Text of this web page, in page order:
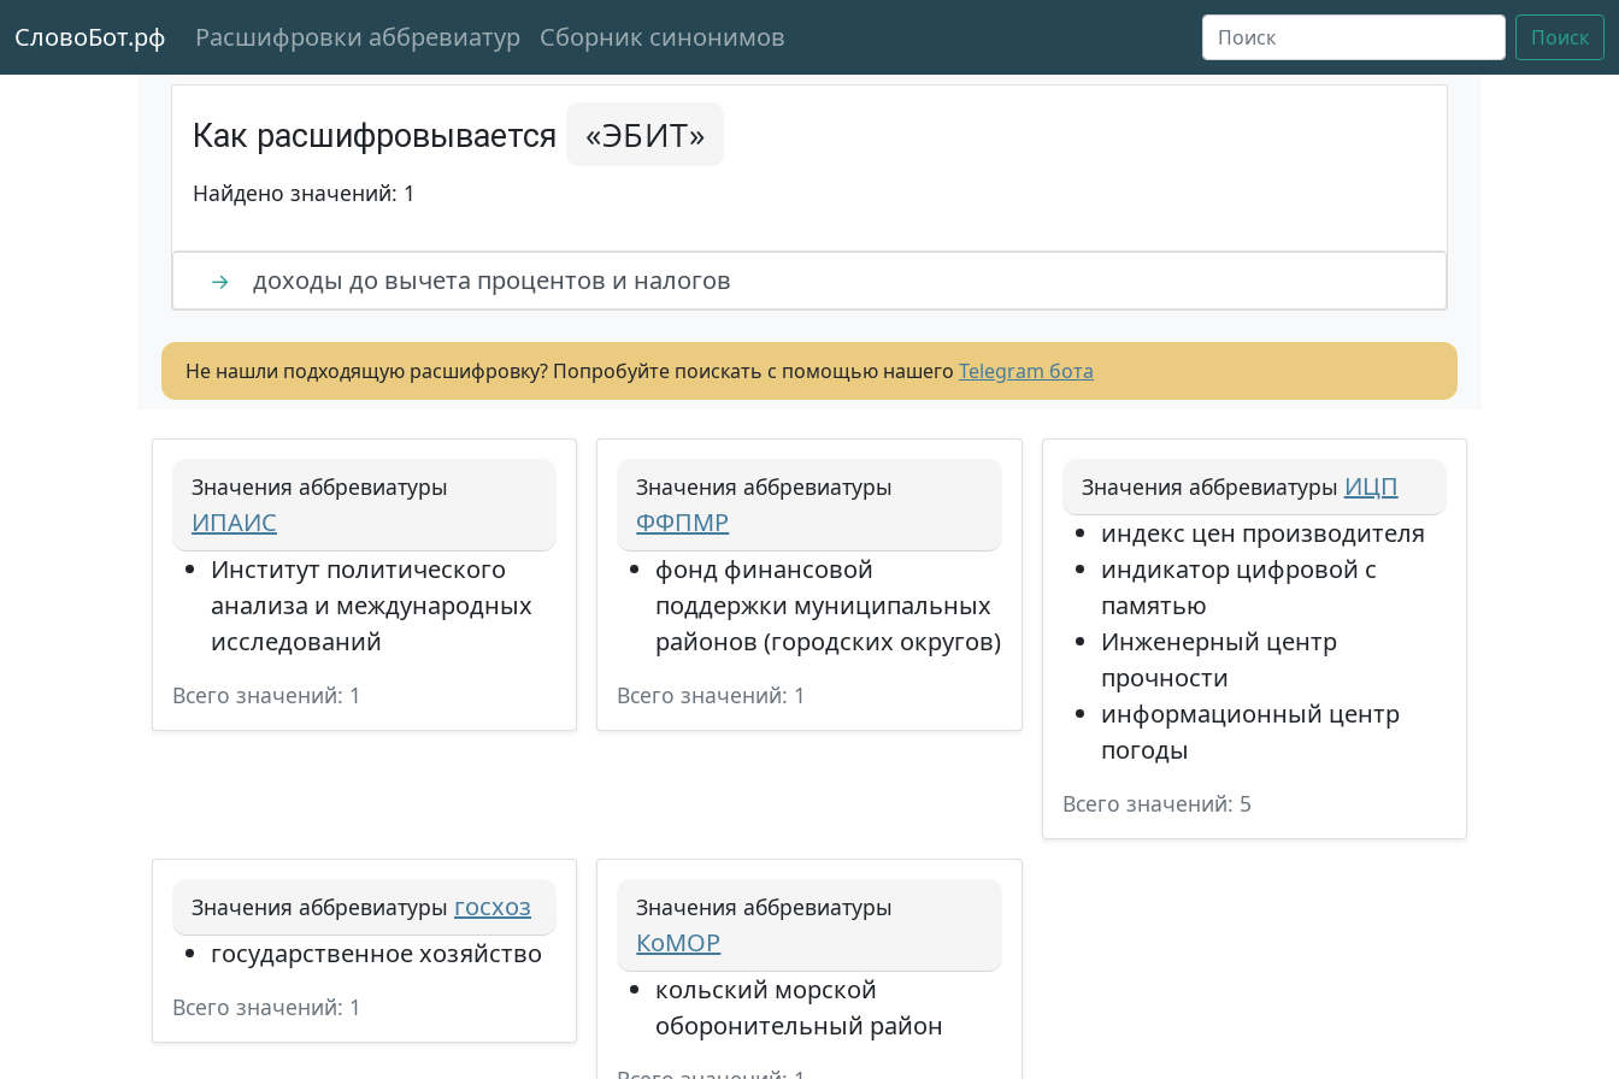
СловоБот.рф Расшифровки аббревиатур Сборник синонимов Поиск
Как расшифровывается «ЭБИТ»
Найдено значений: 1
→ доходы до вычета процентов и налогов
Не нашли подходящую расшифровку? Попробуйте поискать с помощью нашего Telegram бота
Значения аббревиатуры
ИПАИС
Институт политического
анализа и международных
исследований
Всего значений: 1
Значения аббревиатуры
ФФПМР
фонд финансовой
поддержки муниципальных
районов (городских округов)
Всего значений: 1
Значения аббревиатуры ИЦП
индекс цен производителя
индикатор цифровой с
памятью
Инженерный центр
прочности
информационный центр
погоды
Всего значений: 5
Значения аббревиатуры госхоз
государственное хозяйство
Всего значений: 1
Значения аббревиатуры
КоМОР
кольский морской
оборонительный район